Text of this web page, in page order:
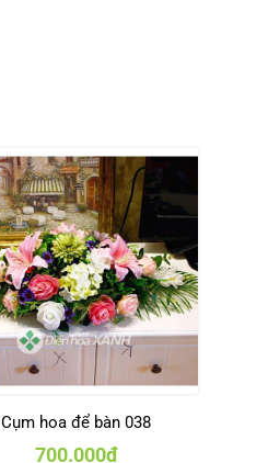
Cụm hoa để bàn 038
700.000₫